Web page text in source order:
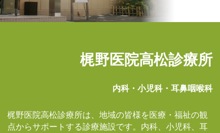
梶野医院高松診療所
内科・小児科・耳鼻咽喉科
梶野医院高松診療所は、地域の皆様を医療・福祉の観
点からサポートする診療施設です。内科、小児科、耳